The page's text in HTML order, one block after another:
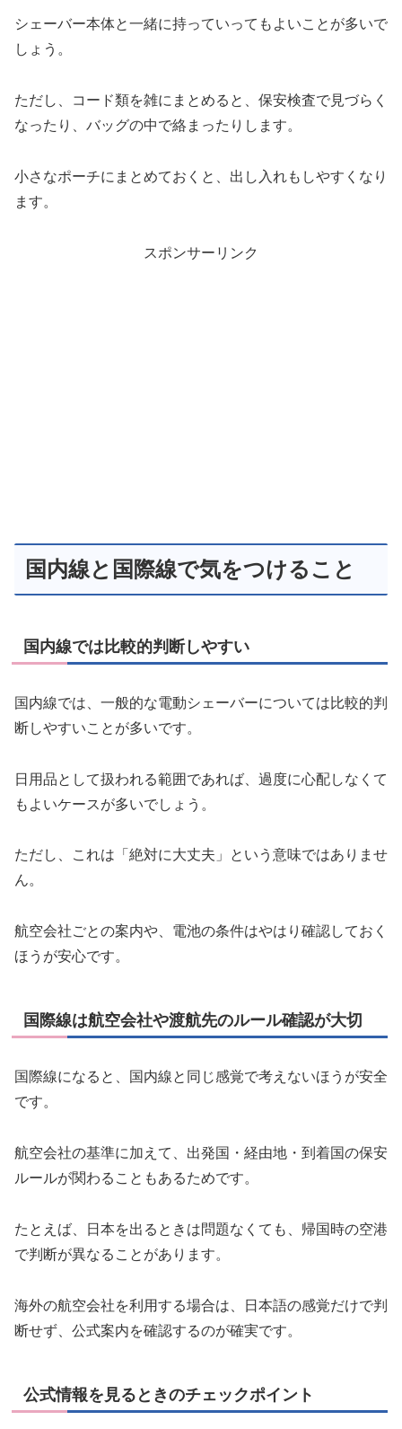
シェーバー本体と一緒に持っていってもよいことが多いで
しょう。
ただし、コード類を雑にまとめると、保安検査で見づらく
なったり、バッグの中で絡まったりします。
小さなポーチにまとめておくと、出し入れもしやすくなり
ます。
スポンサーリンク
国内線と国際線で気をつけること
国内線では比較的判断しやすい
国内線では、一般的な電動シェーバーについては比較的判
断しやすいことが多いです。
日用品として扱われる範囲であれば、過度に心配しなくて
もよいケースが多いでしょう。
ただし、これは「絶対に大丈夫」という意味ではありませ
ん。
航空会社ごとの案内や、電池の条件はやはり確認しておく
ほうが安心です。
国際線は航空会社や渡航先のルール確認が大切
国際線になると、国内線と同じ感覚で考えないほうが安全
です。
航空会社の基準に加えて、出発国・経由地・到着国の保安
ルールが関わることもあるためです。
たとえば、日本を出るときは問題なくても、帰国時の空港
で判断が異なることがあります。
海外の航空会社を利用する場合は、日本語の感覚だけで判
断せず、公式案内を確認するのが確実です。
公式情報を見るときのチェックポイント